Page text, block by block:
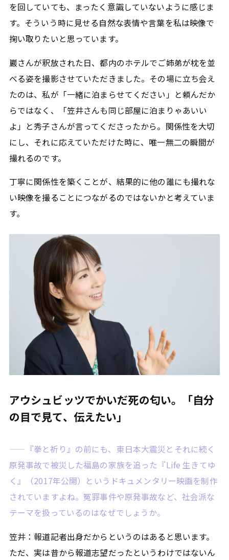
を回していても、まったく意識していないように感じま
す。そういう時に見せる自然な表情や言葉を私は映像で
掬い取りたいと思っています。
巖さんが釈放された日、都内のホテルでご姉弟が枕を並
べる姿を撮影させていただきました。その場に立ち会え
たのは、私が「一緒に泊まらせてください」と頼んだか
らではなく、「笠井さんも同じ部屋に泊まりゃあいい
よ」と秀子さんが言ってくださったから。関係性を大切
にし、それに応えていただけた時に、唯一無二の瞬間が
撮れるのです。
丁寧に関係性を築くことが、結果的に他の誰にも撮れな
い映像を撮ることにつながるのではないかと考えていま
す。
アウシュビッツでかいだ死の匂い。「自分
の目で見て、伝えたい」
——『拳と祈り』の前にも、東日本大震災とそれに続く
原発事故で被災した福島の家族を追った『Life 生きてゆ
く』（2017年公開）というドキュメンタリー映画を制作
されていますよね。冤罪事件や原発事故など、社会派な
テーマを扱っているのはなぜでしょうか。
笠井：報道記者出身だからというのはあると思います。
ただ、実は昔から報道志望だったというわけではないん